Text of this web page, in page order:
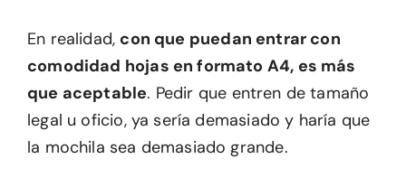
En realidad, con que puedan entrar con
comodidad hojas en formato A4, es más
que aceptable. Pedir que entren de tamaño
legal u oficio, ya sería demasiado y haría que
la mochila sea demasiado grande.